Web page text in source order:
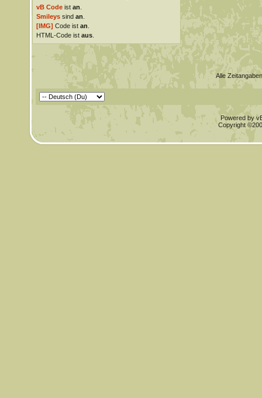
vB Codeist an
Smileyssind an
[IMG] Code ist an
HTML-Code ist aus.
Alle
Powered by
Copyright